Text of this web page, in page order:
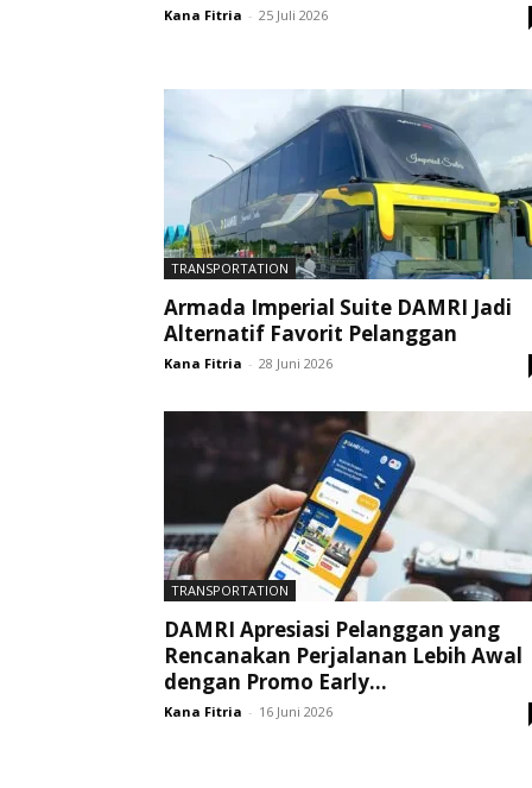
Kana Fitria - 25 Juli 2026
TRANSPORTATION
Armada Imperial Suite DAMRI Jadi
Alternatif Favorit Pelanggan
Kana Fitria - 28 Juni 2026
TRANSPORTATION
DAMRI Apresiasi Pelanggan yang
Rencanakan Perjalanan Lebih Awal
dengan Promo Early...
Kana Fitria - 16 Juni 2026